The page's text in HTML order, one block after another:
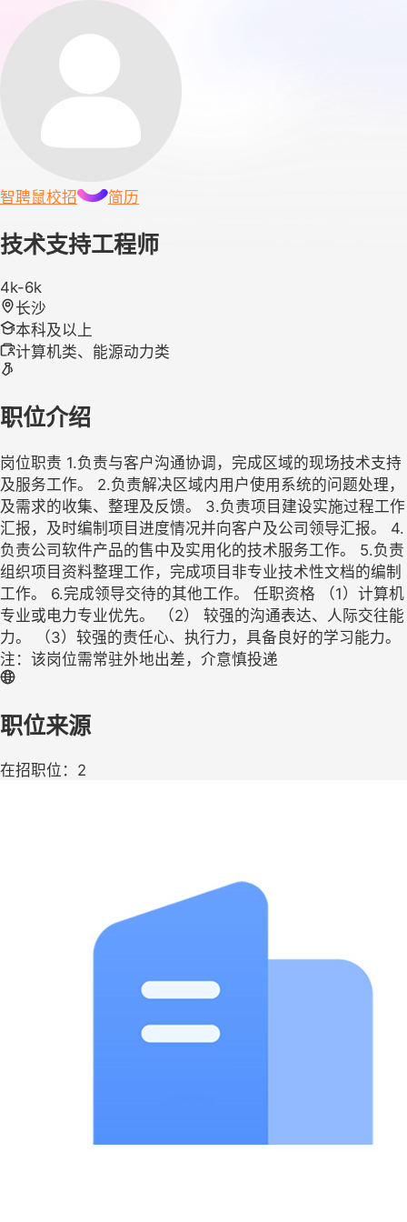
智聘鼠校招 简历
技术支持工程师
4k-6k
长沙
本科及以上
计算机类、能源动力类
职位介绍
岗位职责 1.负责与客户沟通协调，完成区域的现场技术支持
及服务工作。 2.负责解决区域内用户使用系统的问题处理，
及需求的收集、整理及反馈。 3.负责项目建设实施过程工作
汇报，及时编制项目进度情况并向客户及公司领导汇报。 4.
负责公司软件产品的售中及实用化的技术服务工作。 5.负责
组织项目资料整理工作，完成项目非专业技术性文档的编制
工作。 6.完成领导交待的其他工作。 任职资格 （1）计算机
专业或电力专业优先。 （2） 较强的沟通表达、人际交往能
力。 （3）较强的责任心、执行力，具备良好的学习能力。
注：该岗位需常驻外地出差，介意慎投递
职位来源
在招职位：2